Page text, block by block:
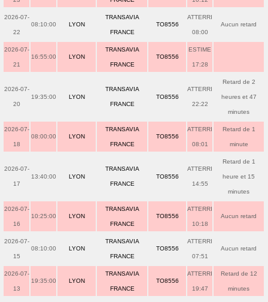
2026-07-
22
08:10:00 LYON
TRANSAVIA
FRANCE
TO8556
ATTERRI
08:00
Aucun retard
2026-07-
21
16:55:00 LYON
TRANSAVIA
FRANCE
TO8556
ESTIME
17:28
2026-07-
20
19:35:00 LYON
TRANSAVIA
FRANCE
TO8556
ATTERRI
22:22
Retard de 2
heures et 47
minutes
2026-07-
18
08:00:00 LYON
TRANSAVIA
FRANCE
TO8556
ATTERRI
08:01
Retard de 1
minute
2026-07-
17
13:40:00 LYON
TRANSAVIA
FRANCE
TO8556
ATTERRI
14:55
Retard de 1
heure et 15
minutes
2026-07-
16
10:25:00 LYON
TRANSAVIA
FRANCE
TO8556
ATTERRI
10:18
Aucun retard
2026-07-
15
08:10:00 LYON
TRANSAVIA
FRANCE
TO8556
ATTERRI
07:51
Aucun retard
2026-07-
13
19:35:00 LYON
TRANSAVIA
FRANCE
TO8556
ATTERRI
19:47
Retard de 12
minutes